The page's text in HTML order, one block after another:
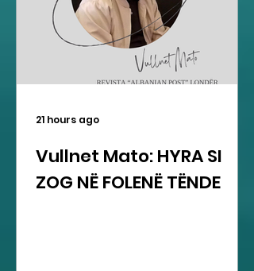
Vullnet Mato: HYRA SI
ZOG NË FOLENË TËNDE
21 hours ago